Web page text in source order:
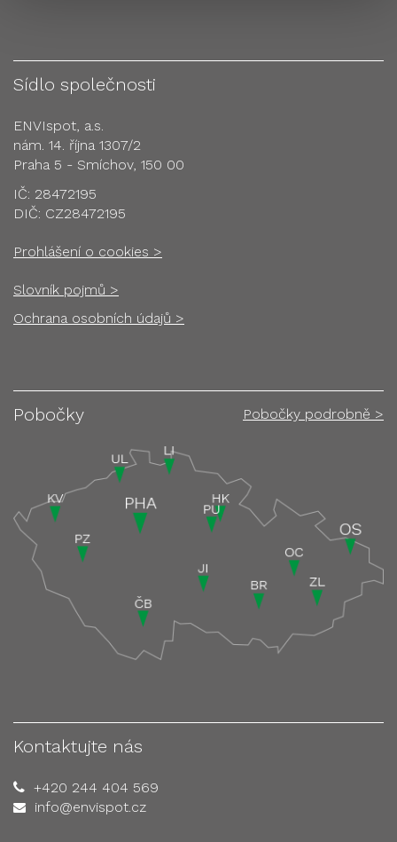
Sídlo společnosti
ENVIspot, a.s.
nám. 14. října 1307/2
Praha 5 - Smíchov, 150 00
IČ: 28472195
DIČ: CZ28472195
Prohlášení o cookies >
Slovník pojmů >
Ochrana osobních údajů >
Pobočky Pobočky podrobně >
Kontaktujte nás
+420 244 404 569
info@envispot.cz